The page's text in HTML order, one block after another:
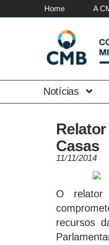
Home A
Notícias
Casas
11/11/2014
O relator
recursos